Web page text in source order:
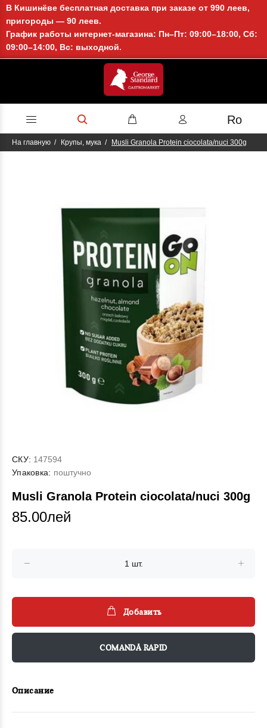
В Кишинёве бесплатная доставка при заказе от 990 леев,
пригороды — 90 леев.
График работы интернет-магазина: Пн–Пт: 09:00–18:00, Сб:
09:00–14:00, Вс: выходной.
Ro
На главную Крупы, мука Musli Granola Protein ciocolata/nuci 300g
СКУ: 147594
Упаковка: поштучно
Musli Granola Protein ciocolata/nuci 300g
85.00лей
Добавить
COMANDĂ RAPID
Описание